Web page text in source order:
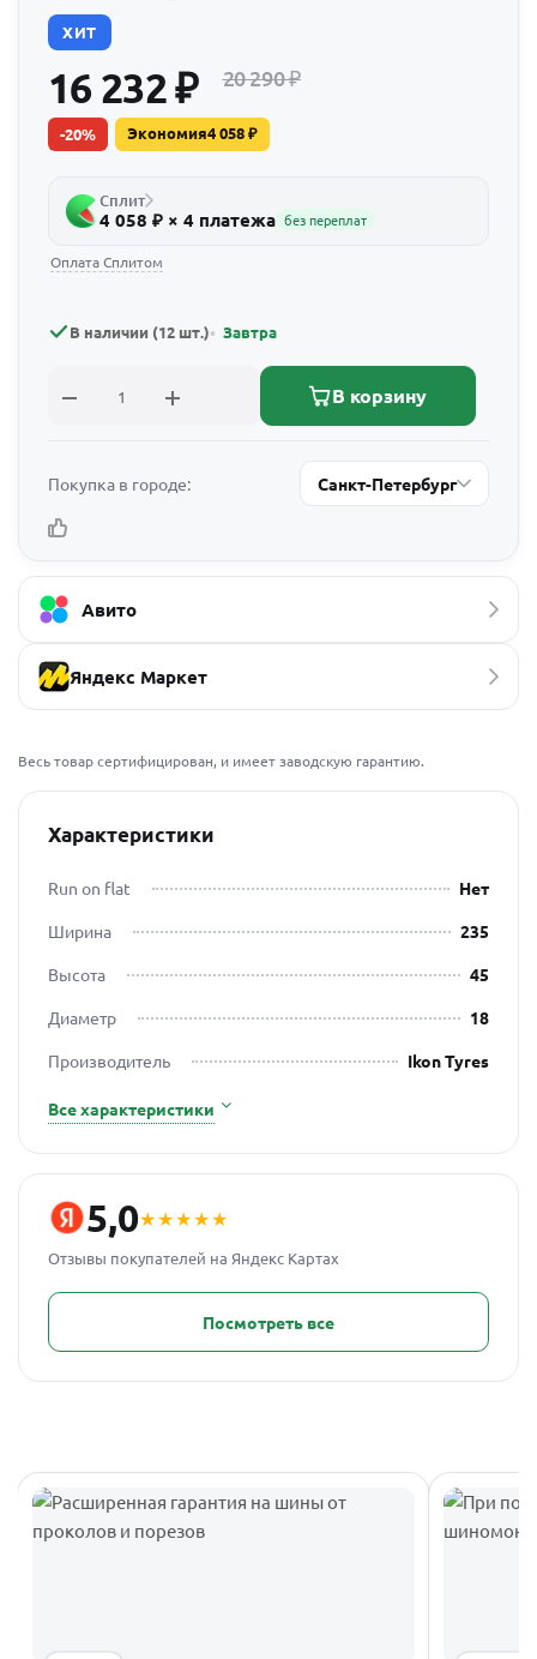
ХИТ
16 232₽ 20 290₽
-20% Экономия4 058₽
Сплит
4 058 ₽ × 4 платежа без переплат
Оплата Сплитом
В наличии (12 шт.) Завтра
В корзину
Покупка в городе: Санкт-Петербург
Авито
Яндекс Маркет
Весь товар сертифицирован, и имеет заводскую гарантию.
Характеристики
Run on flat
Нет
Ширина
235
Высота
45
Диаметр
18
Производитель
Ikon Tyres
Все характеристики
5,0★★★★★
Отзывы покупателей на Яндекс Картах
Посмотреть все